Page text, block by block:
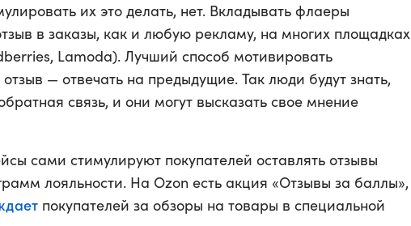
их это делать, нет. Вкладывать флаеры
в заказы, как и любую рекламу, на многих площадках
Lamoda). Лучший способ мотивировать
отзыв — отвечать на предыдущие. Так люди будут знать,
связь, и они могут высказать свое мнение
сами стимулируют покупателей оставлять отзывы
лояльности. На Ozon есть акция «Отзывы за баллы»,
покупателей за обзоры на товары в специальной